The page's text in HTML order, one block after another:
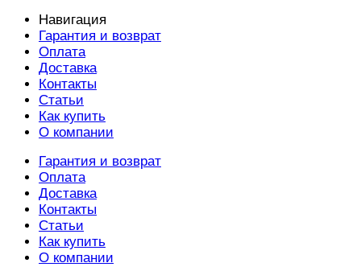
Навигация
Гарантия и возврат
Оплата
Доставка
Контакты
Статьи
Как купить
О компании
Гарантия и возврат
Оплата
Доставка
Контакты
Статьи
Как купить
О компании